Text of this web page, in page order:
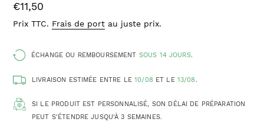
Prix
€11,50
Prix TTC. Frais de port au juste prix.
ÉCHANGE OU REMBOURSEMENT SOUS 14 JOURS.
LIVRAISON ESTIMÉE ENTRE LE10/08 ET LE 13/08.
SI LE PRODUIT EST PERSONNALISÉ, SON DÉLAI DE PRÉPARATION
PEUT S'ÉTENDRE JUSQU'À 3 SEMAINES.